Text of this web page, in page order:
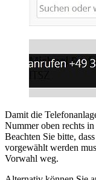
Damit die
Nummer oben rechts
Beachten Sie bitte,
vorgewählt werden
Vorwahl weg.